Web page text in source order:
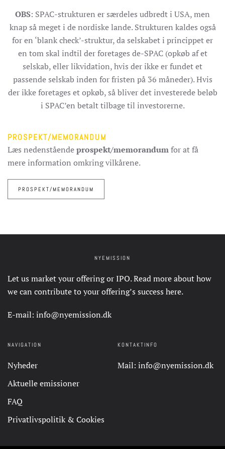
OBS: SPAC-strukturen er særdeles udbredt i USA, men
knap så meget i de nordiske lande. Strukturen kaldes også
for en ‘blank check’-struktur, da selskabet i princippet er
en tom skal indtil der foretages de-SPAC (opkøb af et
selskab, eller likvidation, hvis der ikke er fundet et
passende selskab inden for fristen på 36 måneder). Hvis
der ikke foretages et opkøb, så bliver det investerede beløb
i SPAC’en betalt tilbage til investorerne.
PROSPEKT/MEMORANDUM
Læs nedenståendeprospekt/memorandumfor at få
mere information omkring vilkårene.
PROSPEKT/MEMORANDUM
NYEMISSION
Let us market your offering or IPO. Read more about how
we can contribute to your offering’s success here.
E-mail: info@nyemission.dk
NAVIGATION
Nyheder
Aktuelle emissioner
FAQ
Privatlivspolitik & Cookies
KONTAKTINFO
Mail: info@nyemission.dk